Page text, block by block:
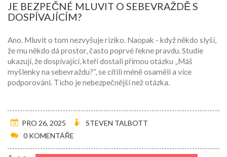
JE BEZPEČNÉ MLUVIT O SEBEVRAŽDĚ S
DOSPÍVAJÍCÍM?
Ano. Mluvit o tom nezvyšuje riziko. Naopak - když někdo slyší,
že mu někdo dá prostor, často poprvé řekne pravdu. Studie
ukazují, že dospívající, kteří dostali přímou otázku „Máš
myšlenky na sebevraždu?“, se cítili méně osamělí a více
podporováni. Ticho je nebezpečnější než otázka.
PRO 26, 2025
STEVEN TALBOTT
0 KOMENTÁŘE